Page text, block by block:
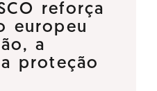
reforça
europeu
a
proteção